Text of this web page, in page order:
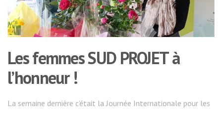
Les femmes SUD PROJET à
l’honneur !
La semaine dernière c’était la Journée Internationale pour les